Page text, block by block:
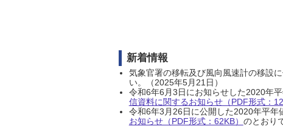
新着情報
気象官署の移転及び風向風速計の移設
い。（2025年5月21日）
令和6年6月3日にお知らせした2020年
信資料に関するお知らせ（PDF形式：
令和6年3月26日に公開した2020年平年
お知らせ（PDF形式：62KB） のとおり